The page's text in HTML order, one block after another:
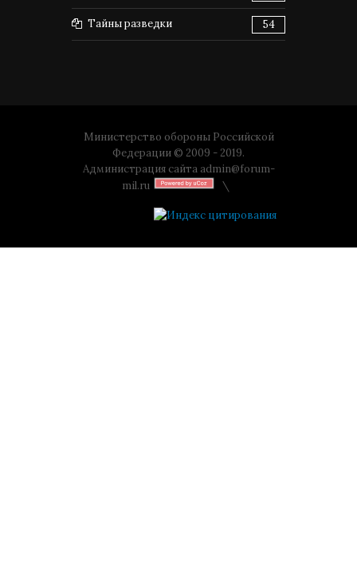
Тайны разведки 54
Министерство обороны Российской
Федерации © 2009 - 2019.
Администрация сайта admin@forum-
mil.ru